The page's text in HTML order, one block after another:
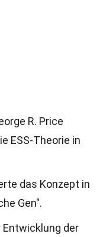
R. Price
ESS-Theorie in
das Konzept in
Gen".
Entwicklung der